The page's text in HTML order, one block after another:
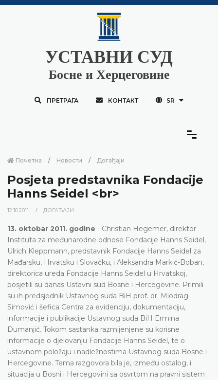
УСТАВНИ СУД
Босне и Херцеговине
ПРЕТРАГА КОНТАКТ SR
Почетна Новости Догађаји
Posjeta predstavnika Fondacije
Hanns Seidel <br>
12.10.2011. ДОГАЂАЈИ
13. oktobar 2011. godine - Christian Hegemer, direktor
Instituta za međunarodne odnose Fondacije Hanns Seidel,
Ulrich Kleppmann, predstavnik Fondacije Hanns Seidel za
Mađarsku, Hrvatsku i Slovačku, i Aleksandra Markić-Boban,
direktorica ureda Fondacije Hanns Seidel u Hrvatskoj,
posjetili su danas Ustavni sud Bosne i Hercegovine. Primili
su ih predsjednik Ustavnog suda BiH prof. dr. Miodrag
Simović i šefica Centra za evidenciju, dokumentaciju,
informacije i publikacije Ustavnog suda BiH Ermina
Dumanjić. Tokom sastanka razmijenjene su korisne
informacije o djelovanju Fondacije Hanns Seidel, te o
ustavnom položaju i nadležnostima Ustavnog suda Bosne i
Hercegovine. Tema razgovora bila je, između ostalog, i
situacija u Bosni i Hercegovini sa osvrtom na pravni sistem